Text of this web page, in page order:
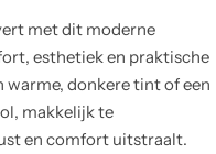
met dit moderne
esthetiek en praktische
warme, donkere tint of een
makkelijk te
en comfort uitstraalt.